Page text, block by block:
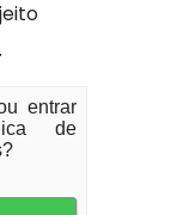
entrar
de